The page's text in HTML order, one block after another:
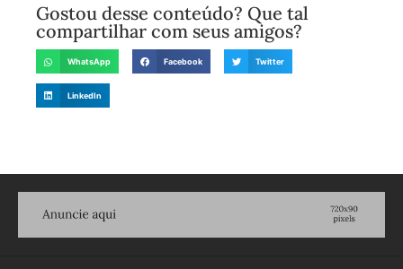
Gostou desse conteúdo? Que tal
compartilhar com seus amigos?
WhatsApp Facebook Twitter
LinkedIn